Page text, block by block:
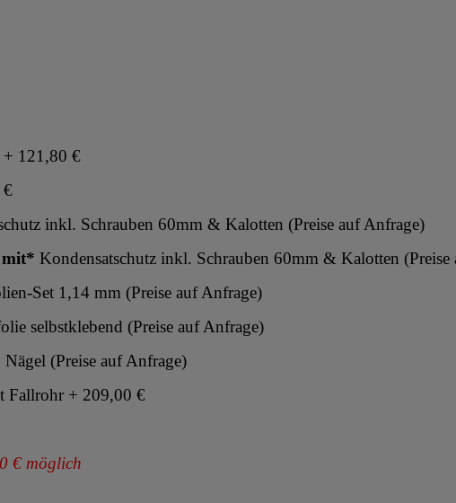
+ 121,80 €
€
inkl. Schrauben 60mm & Kalotten (Preise auf Anfrage)
mit* Kondensatschutz inkl. Schrauben 60mm & Kalotten
Set 1,14 mm (Preise auf Anfrage)
selbstklebend (Preise auf Anfrage)
(Preise auf Anfrage)
Fallrohr + 209,00 €
€ möglich